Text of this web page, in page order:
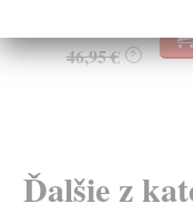
46,95 € ?
Ďalšie z